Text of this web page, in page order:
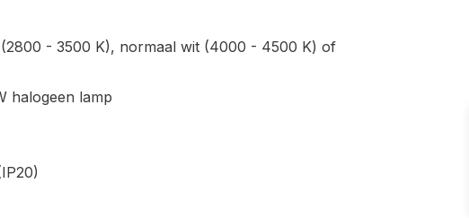
- 3500 K), normaal wit (4000 - 4500 K) of
halogeen lamp